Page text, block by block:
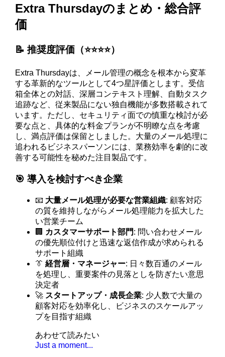
Extra Thursdayのまとめ・総合評
価
📝 推奨度評価（⭐️⭐️⭐️⭐️）
Extra Thursdayは、メール管理の概念を根本から変革
する革新的なツールとして4つ星評価とします。受信
箱全体との対話、深層コンテキスト理解、自動タスク
追跡など、従来製品にない独自機能が多数搭載されて
います。ただし、セキュリティ面での慎重な検討が必
要な点と、具体的な料金プランが不明瞭な点を考慮
し、満点評価は保留としました。大量のメール処理に
追われるビジネスパーソンには、業務効率を劇的に改
善する可能性を秘めた注目製品です。
🎯 導入を検討すべき企業
📧 大量メール処理が必要な営業組織: 顧客対応
の質を維持しながらメール処理能力を拡大した
い営業チーム
🏢 カスタマーサポート部門: 問い合わせメール
の優先順位付けと迅速な返信作成が求められる
サポート組織
👔経営層・マネージャー: 日々数百通のメール
を処理し、重要案件の見落としを防ぎたい意思
決定者
🚀 スタートアップ・成長企業: 少人数で大量の
顧客対応を効率化し、ビジネスのスケールアッ
プを目指す組織
あわせて読みたい
Just a moment...